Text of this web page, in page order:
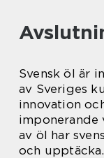
Svensk öl är
av Sveriges
innovation
imponerande
av öl har
och upptäcka.